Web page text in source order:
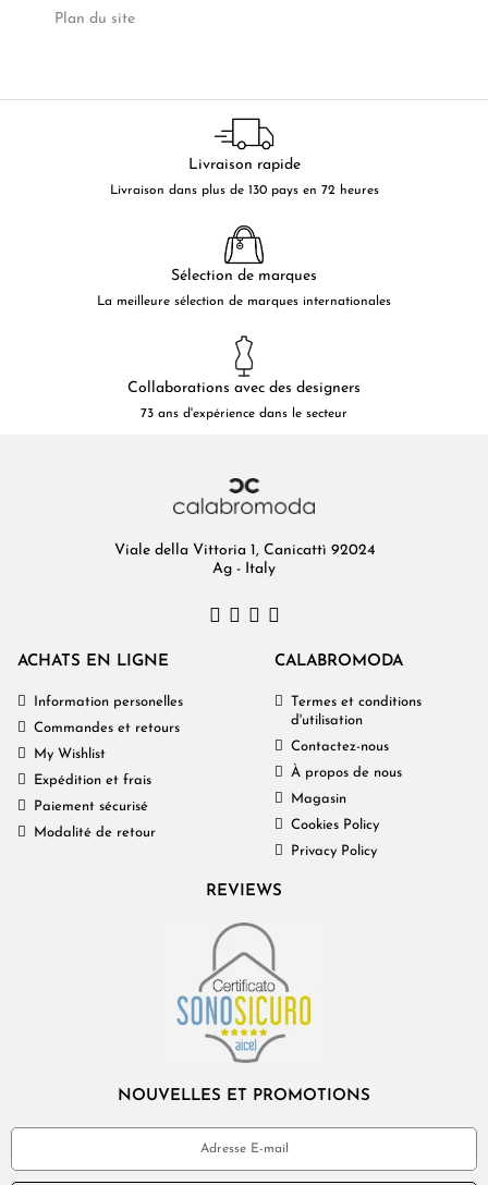
Plan du site
Livraison rapide
Livraison dans plus de 130 pays en 72 heures
Sélection de marques
La meilleure sélection de marques internationales
Collaborations avec des designers
73 ans d'expérience dans le secteur
Viale della Vittoria 1, Canicattì 92024
Ag - Italy
ACHATS EN LIGNE
Information personelles
Commandes et retours
My Wishlist
Expédition et frais
Paiement sécurisé
Modalité de retour
CALABROMODA
Termes et conditions
d'utilisation
Contactez-nous
À propos de nous
Magasin
Cookies Policy
Privacy Policy
REVIEWS
NOUVELLES ET PROMOTIONS